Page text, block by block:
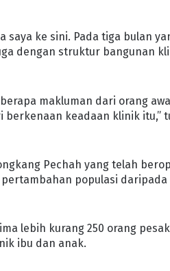
saya ke sini. Pada tiga bulan
dengan struktur bangunan
makluman dari orang
berkenaan keadaan klinik itu,”
Pechah yang telah
populasi daripada
lebih kurang 250 orang
ibu dan anak.